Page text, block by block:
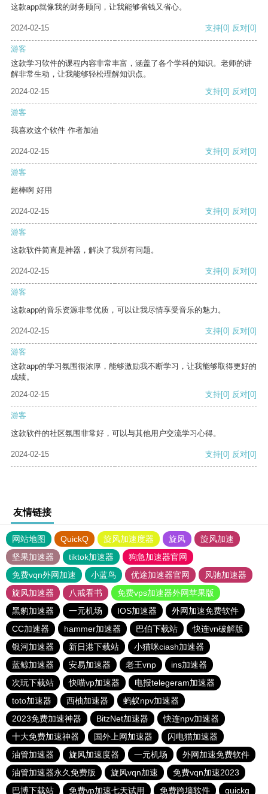
这款app就像我的财务顾问，让我能够省钱又省心。
2024-02-15 支持[0] 反对[0]
游客
这款学习软件的课程内容非常丰富，涵盖了各个学科的知识。老师的讲
解非常生动，让我能够轻松理解知识点。
2024-02-15
支持[0] 反对[0]
游客
我喜欢这个软件 作者加油
2024-02-15 支持[0] 反对[0]
游客
超棒啊 好用
2024-02-15 支持[0] 反对[0]
游客
这款软件简直是神器，解决了我所有问题。
2024-02-15 支持[0] 反对[0]
游客
这款app的音乐资源非常优质，可以让我尽情享受音乐的魅力。
2024-02-15 支持[0] 反对[0]
游客
这款app的学习氛围很浓厚，能够激励我不断学习，让我能够取得更好的
成绩。
2024-02-15
支持[0] 反对[0]
游客
这款软件的社区氛围非常好，可以与其他用户交流学习心得。
2024-02-15 支持[0] 反对[0]
友情链接
网站地图 QuickQ 旋风加速度器 旋风
旋风加速
坚果加速器
tiktok加速器
狗急加速器官网
免费vqn外网加速
小蓝鸟 优途加速器官网
风驰加速器
旋风加速器
八戒看书
免费vps加速器外网苹果版
黑豹加速器
一元机场 IOS加速器
外网加速免费软件
CC加速器
hammer加速器 巴伯下载站
快连vn破解版
银河加速器
新日港下载站
小猫咪ciash加速器
蓝鲸加速器
安易加速器 老王vnp
ins加速器
次玩下载站
快喵vp加速器
电报telegeram加速器
toto加速器
西柚加速器
蚂蚁npv加速器
2023免费加速神器
BitzNet加速器
快连npv加速器
十大免费加速神器
国外上网加速器
闪电猫加速器
油管加速器
旋风加速度器 一元机场
外网加速免费软件
油管加速器永久免费版
旋风vqn加速
免费vqn加速2023
巴博下载站
免费vp加速七天试用 免费跨墙软件 quickq